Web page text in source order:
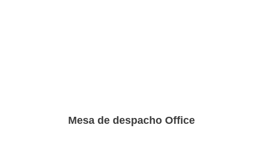
Mesa de despacho Office